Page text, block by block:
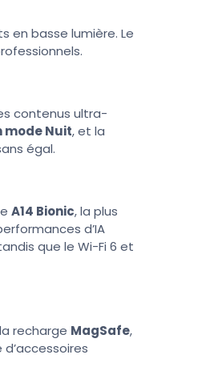
en basse lumière. Le
contenus ultra-
mode Nuit, et la
égal.
A14 Bionic, la plus
d’IA
que le Wi-Fi 6 et
recharge MagSafe,